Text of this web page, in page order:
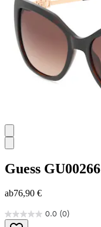
Bewertung
Guess GU00266
ab76,90 €
0.0 (0)
0.0